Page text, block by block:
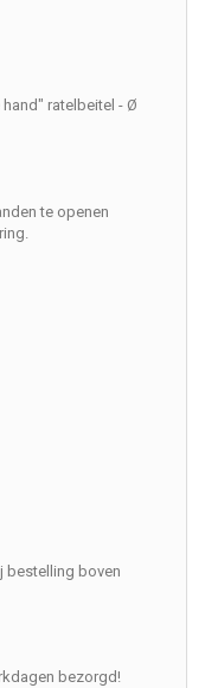
hand" ratelbeitel - Ø
te openen
bestelling boven
bezorgd!